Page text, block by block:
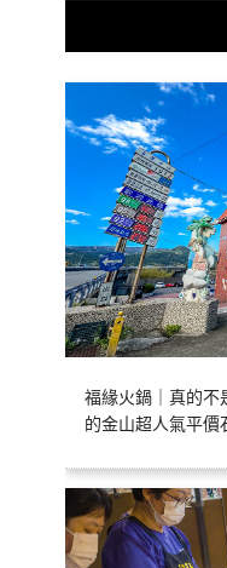
福緣火鍋｜真的不
的金山超人氣平價